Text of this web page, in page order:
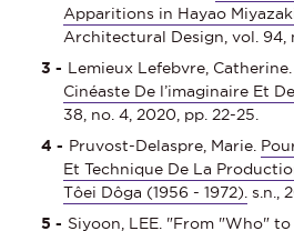
Apparitions in Hayao
Architectural Design, vol. 94,
Lemieux Lefebvre, Catherine.
Cinéaste De l’imaginaire Et
38, no. 4, 2020, pp. 22-25.
Pruvost-Delaspre, Marie.
Et Technique De La
Tôei Dôga (1956 - 1972). s.n.,
Siyoon, LEE. "From "Who"